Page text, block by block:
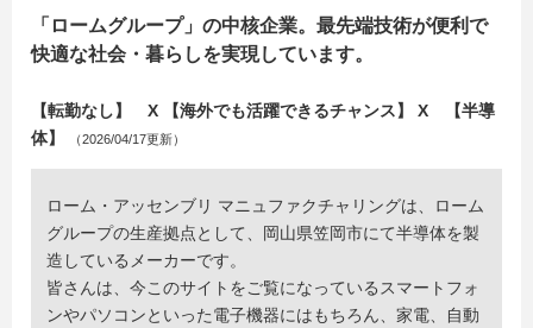
「ロームグループ」の中核企業。最先端技術が便利で
快適な社会・暮らしを実現しています。
【転勤なし】 X 【海外でも活躍できるチャンス】 X 【半導
体】
（2026/04/17更新）
ローム・アッセンブリ マニュファクチャリングは、ローム
グループの生産拠点として、岡山県笠岡市にて半導体を製
造しているメーカーです。
皆さんは、今このサイトをご覧になっているスマートフォ
ンやパソコンといった電子機器にはもちろん、家電、自動